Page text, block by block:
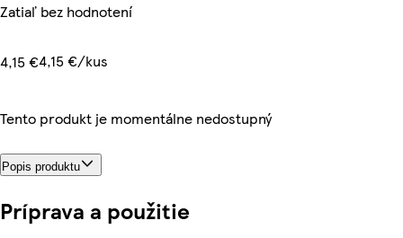
Zatiaľ bez hodnotení
4,15 €4,15 €/kus
Tento produkt je momentálne nedostupný
Popis produktu
Príprava a použitie